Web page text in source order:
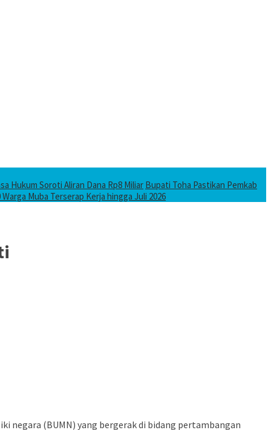
Hukum Soroti Aliran Dana Rp8 Miliar Bupati Toha Pastikan Pemkab
Warga Muba Terserap Kerja hingga Juli 2026
negara (BUMN) yang bergerak di bidang pertambangan